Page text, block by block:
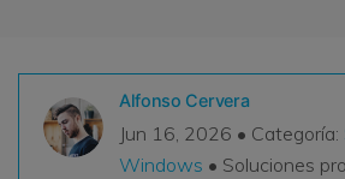
Alfonso Cervera
Jun 16, 2026 • Categoría:
Windows • Soluciones